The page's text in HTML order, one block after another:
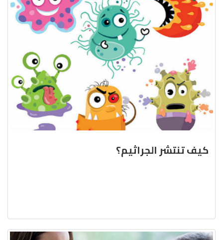
كيف تنتشر الجراثيم؟